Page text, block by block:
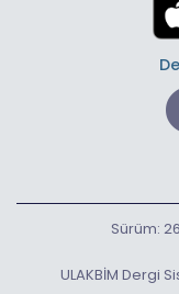
ULAKBİM Dergi
Sürüm: